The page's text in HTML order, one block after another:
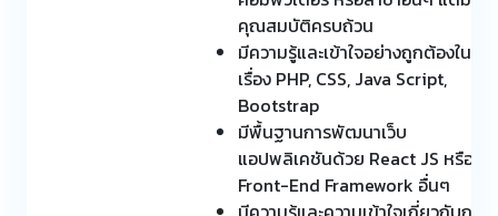
คุณสมบัติครบถ้วน
มีความรู้และเข้าใจอย่างถูกต้องใน
เรื่อง PHP, CSS, Java Script,
Bootstrap
มีพื้นฐานการพัฒนาเว็บ
แอปพลิเคชันด้วย React JS หรือ
Front-End Framework อื่นๆ